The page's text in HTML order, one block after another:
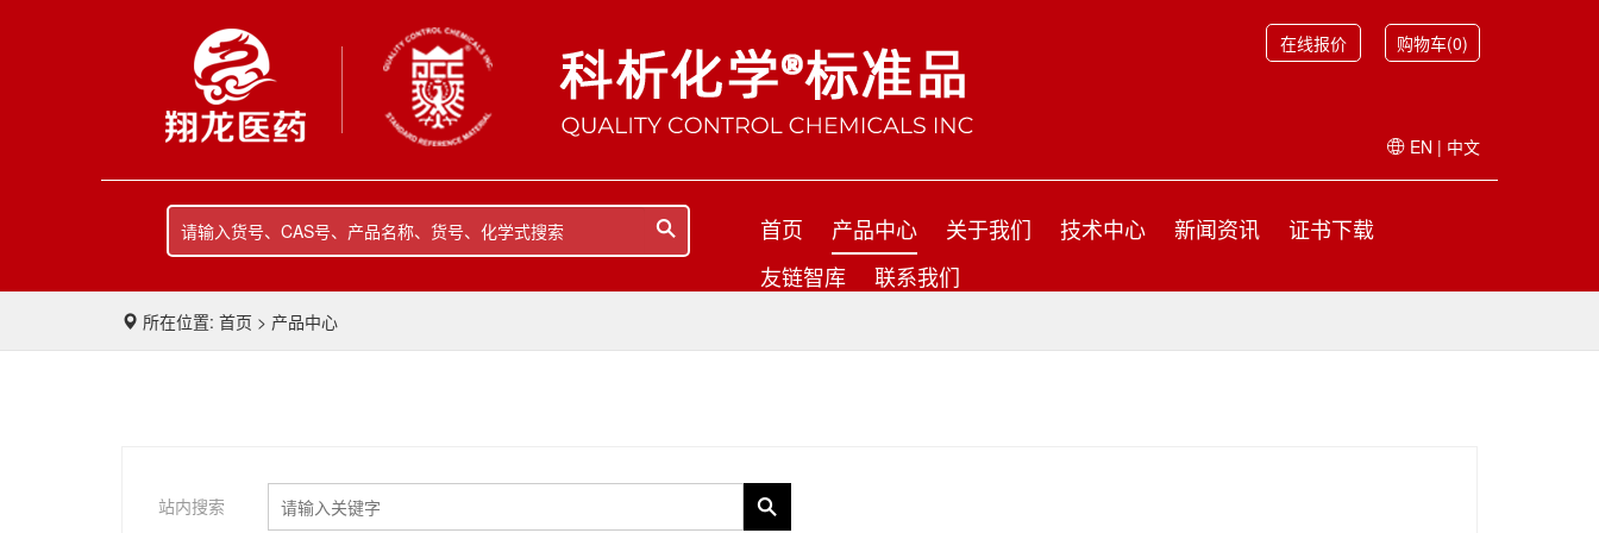
在线报价 购物车(0)
EN | 中文
首页 产品中心 关于我们 技术中心 新闻资讯
证书下载
友链智库
联系我们
所在位置: 首页 > 产品中心
站内搜索